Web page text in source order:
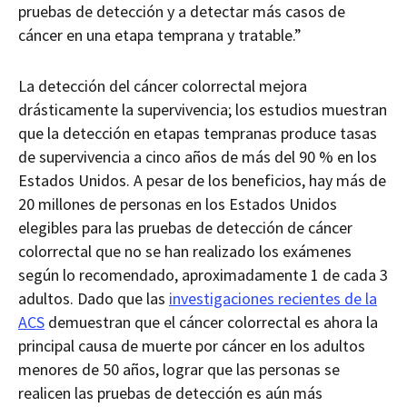
pruebas de detección y a detectar más casos de
cáncer en una etapa temprana y tratable.”
La detección del cáncer colorrectal mejora
drásticamente la supervivencia; los estudios muestran
que la detección en etapas tempranas produce tasas
de supervivencia a cinco años de más del 90 % en los
Estados Unidos. A pesar de los beneficios, hay más de
20 millones de personas en los Estados Unidos
elegibles para las pruebas de detección de cáncer
colorrectal que no se han realizado los exámenes
según lo recomendado, aproximadamente 1 de cada 3
adultos. Dado que las investigaciones recientes de la
ACS demuestran que el cáncer colorrectal es ahora la
principal causa de muerte por cáncer en los adultos
menores de 50 años, lograr que las personas se
realicen las pruebas de detección es aún más